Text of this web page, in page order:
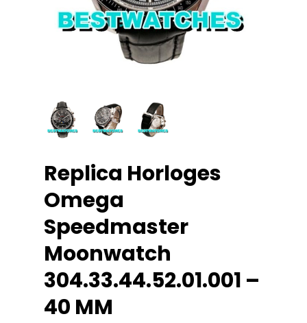
Replica Horloges
Omega
Speedmaster
Moonwatch
304.33.44.52.01.001 –
40 MM